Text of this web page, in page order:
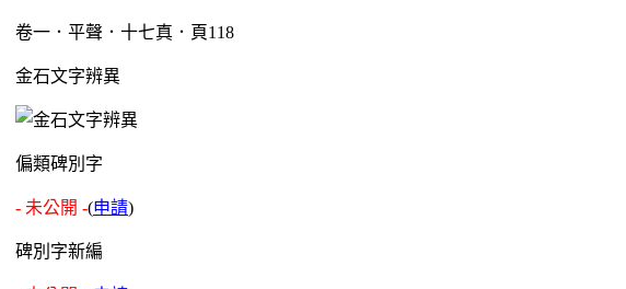
卷一．平聲．十七真．頁118
金石文字辨異
偏類碑別字
- 未公開 -(申請)
碑別字新編